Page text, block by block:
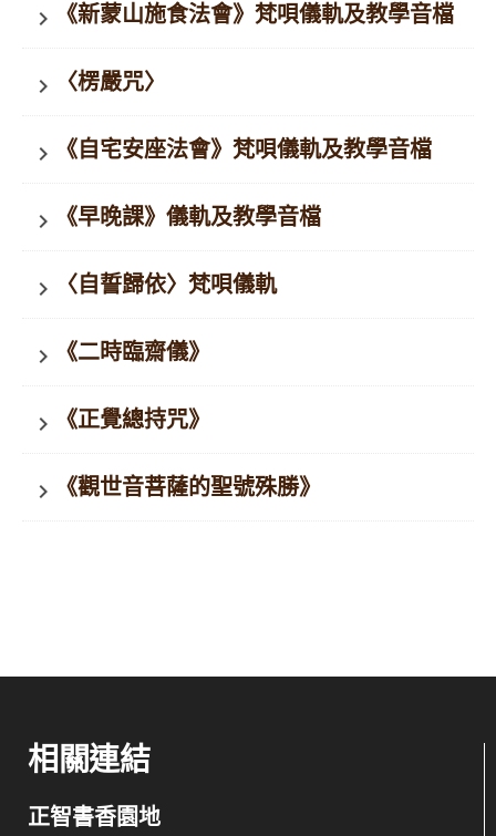
keyboard_arrow_right 《新蒙山施食法會》梵唄儀軌及教學音檔
keyboard_arrow_right 〈楞嚴咒〉
keyboard_arrow_right 《自宅安座法會》梵唄儀軌及教學音檔
keyboard_arrow_right 《早晚課》儀軌及教學音檔
keyboard_arrow_right 〈自誓歸依〉梵唄儀軌
keyboard_arrow_right 《二時臨齋儀》
keyboard_arrow_right 《正覺總持咒》
keyboard_arrow_right 《觀世音菩薩的聖號殊勝》
相關連結
正智書香園地